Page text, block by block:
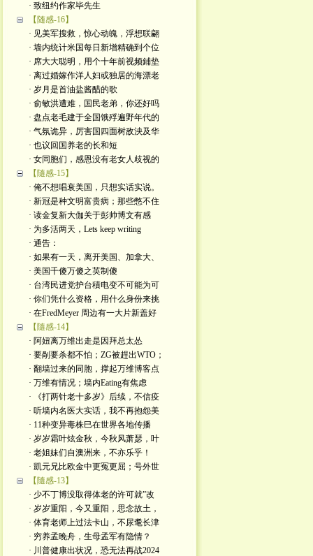
· 致纽约作家毕先生
【随感-16】
· 见美军搜救，惊心动魄，浮想联翩
· 墙内统计米国每日新增精确到个位
· 席大大聪明，用个十年前视频鋪垫
· 离过婚嫁作洋人妇或独居的海漂老
· 岁月是首油盐酱醋的歌
· 俞敏洪遭难，国民老弟，你还好吗
· 盘点老毛建于全国饿殍遍野年代的
· 气氛诡异，厉害国四面树敌泱及华
· 也议回国养老的长和短
· 女同胞们，感恩没有老女人歧视的
【隨感-15】
· 俺不想唱衰美国，只想实话实说。
· 新冠是种文明富贵病；那些憋不住
· 读金复新大伽关于彭帅博文有感
· 为多活两天，Lets keep writing
· 通告：
· 如果有一天，离开美国、加拿大、
· 美国千傻万傻之英制傻
· 台湾民进党护台積电变不可能为可
· 你们凭什么资格，用什么身份来挑
· 在FredMeyer 周边有一大片新盖好
【隨感-14】
· 阿妞离万维出走是因拜总太怂
· 要剮要杀都不怕；ZG被趕出WTO；
· 翻墙过来的同胞，撑起万维博客点
· 万维有情况；墙内Eating有焦虑
· 《打两针老十多岁》后续，不信疫
· 听墙内名医大实话，我不再抱怨美
· 11种变异毒株巳在世界各地传播
· 岁岁霜叶炫金秋，今秋风萧瑟，叶
· 老姐妹们自澳洲来，不亦乐乎！
· 凱元兄比欧金中更冤更屈；号外世
【隨感-13】
· 少不丁博没取得体老的许可就”改
· 岁岁重阳，今又重阳，思念故土，
· 体育老师上过法卡山，不尿耄长津
· 穷养孟晚舟，生母孟军有隐情？
· 川普健康出状况，恐无法再战2024